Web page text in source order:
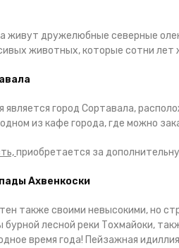
живут дружелюбные северные
животных, которые сотни
город Сортавала,
из кафе города, где можно
приобретается за
Ахвенкоски
также своими невысокими, но
бурной лесной реки Тохмайоки,
время года! Пейзажная